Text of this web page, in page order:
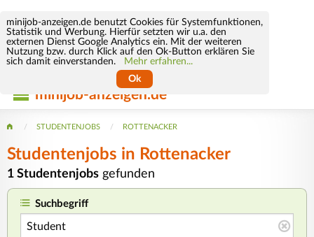
minijob-anzeigen.de benutzt Cookies für Systemfunktionen,
Statistik und Werbung. Hierfür setzten wir u.a. den
externen Dienst Google Analytics ein. Mit der weiteren
Nutzung bzw. durch Klick auf den Ok-Button erklären Sie
sich damit einverstanden.
Mehr erfahren...
Ok
minijob-anzeigen.de
STUDENTENJOBS ROTTENACKER
Studentenjobs in Rottenacker
1 Studentenjobs gefunden
Suchbegriff